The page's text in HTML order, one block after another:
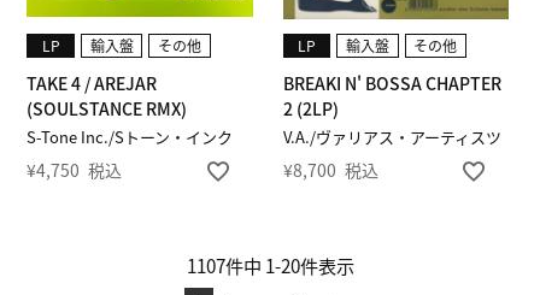
S-Tone Inc./Sトーン・インク
TAKE 4 / AREJAR
(SOULSTANCE RMX)
LP 輸入盤 その他
¥4,750 税込
V.A./ヴァリアス・アーティスツ
BREAKI N' BOSSA CHAPTER
2 (2LP)
LP 輸入盤 その他
¥8,700 税込
1107件中 1-20件表示